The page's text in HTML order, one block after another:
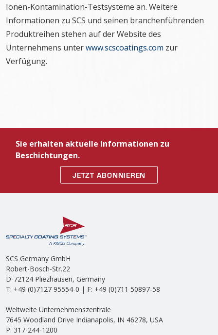
Ionen-Kontamination-Testsysteme an. Weitere
Informationen zu SCS und seinen branchenführenden
Produktreihen stehen auf der Website des
Unternehmens unterwww.scscoatings.com zur
Verfügung.
Sie erhalten aktuelle Informationen zu
Beschichtungen.
JETZT ABONNIEREN
SCS Germany GmbH
Robert-Bosch-Str.22
D-72124 Pliezhausen, Germany
T: +49 (0)7127 95554-0 | F: +49 (0)711 50897-58
Weltweite Unternehmenszentrale
7645 Woodland Drive Indianapolis, IN 46278, USA
P: 317-244-1200